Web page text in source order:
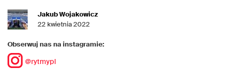
Jakub Wojakowicz
22 kwietnia 2022
Obserwuj nas na instagramie:
@rytmypl